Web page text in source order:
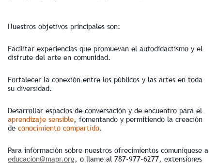
Nuestros objetivos principales son:
Facilitar experiencias que promuevan el autodidactismo y el
disfrute del arte en comunidad.
Fortalecer la conexión entre los públicos y las artes en toda
su diversidad.
Desarrollar espacios de conversación y de encuentro para el
aprendizaje sensible, fomentando y permitiendo la creación
de conocimiento compartido.
Para información sobre nuestros ofrecimientos comuníquese a
educacion@mapr.org, o llame al 787-977-6277, extensiones